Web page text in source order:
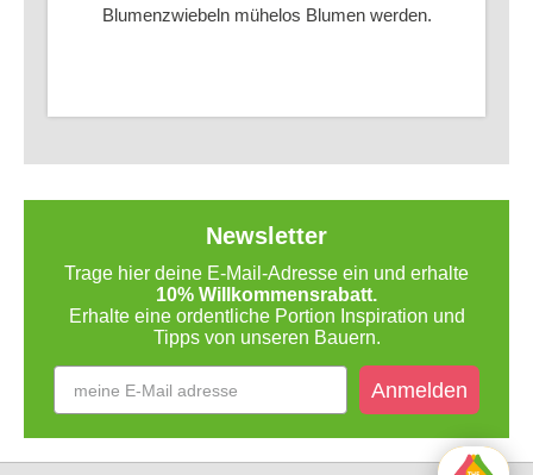
Blumenzwiebeln mühelos Blumen werden.
Newsletter
Trage hier deine E-Mail-Adresse ein und erhalte
10% Willkommensrabatt.
Erhalte eine ordentliche Portion Inspiration und
Tipps von unseren Bauern.
Anmelden